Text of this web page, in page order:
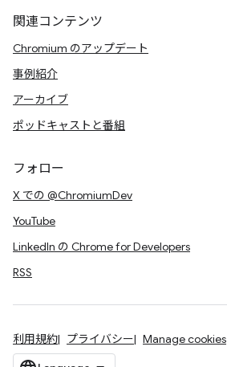
関連コンテンツ
Chromium のアップデート
事例紹介
アーカイブ
ポッドキャストと番組
フォロー
X での @ChromiumDev
YouTube
LinkedIn の Chrome for Developers
RSS
利用規約 プライバシー Manage cookies